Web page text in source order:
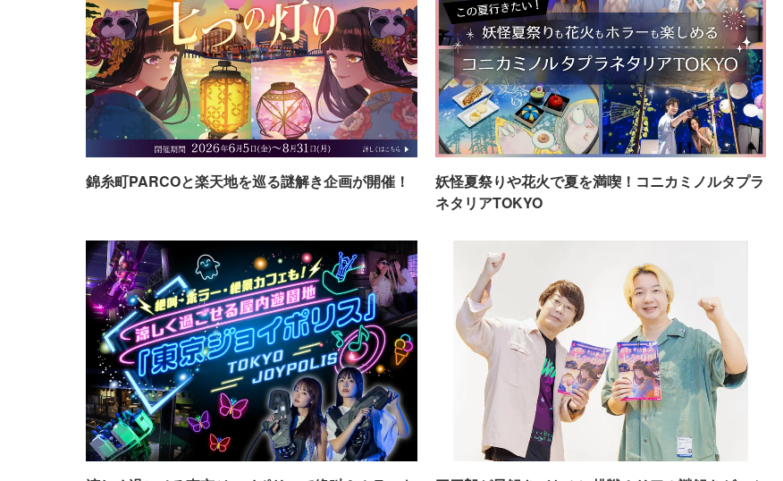
錦糸町PARCOと楽天地を巡る謎解き企画が開催！
妖怪夏祭りや花火で夏を満喫！コニカミノルタプラ
ネタリアTOKYO